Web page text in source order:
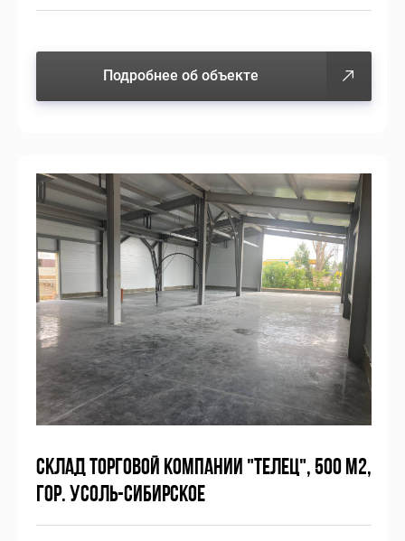
Подробнее об объекте
СКЛАД ТОРГОВОЙ КОМПАНИИ "ТЕЛЕЦ", 500 М2,
ГОР. УСОЛЬ-СИБИРСКОЕ